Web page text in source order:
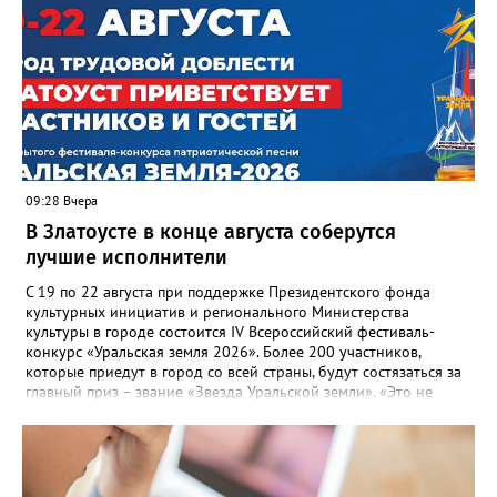
“перемерзания” общей домовой тепловой сети
многоквартирного дома, отсутствовало взаимодействие с
ресурсоснабжающей организацией, ЕДДС и иными службами»,
— сообщила начальник Главного управления ГЖИ Ирина
Настенко. В следующий раз, рекомендовали в
Госжилинспекции, службы должны действовать слаженно. И
оперативно делиться информацией со всеми
заинтересованными – от поставщика тепла до конечных
потребителей.
09:28 Вчера
В Златоусте в конце августа соберутся
лучшие исполнители
С 19 по 22 августа при поддержке Президентского фонда
культурных инициатив и регионального Министерства
культуры в городе состоится IV Всероссийский фестиваль-
конкурс «Уральская земля 2026». Более 200 участников,
которые приедут в город со всей страны, будут состязаться за
главный приз – звание «Звезда Уральской земли». «Это не
прослушивания участников, мастер-классы от ведущих
наставников, выступления победителей прошлых лет и
приглашённых артистов», - сообщает оргкомитет. Вход на все
фестивальные мероприятия будет свободным. В 2025 году в